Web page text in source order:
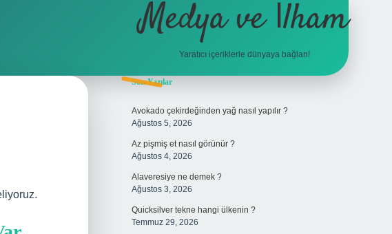
Medya ve İlham
Yaratıcı içeriklerle dünyaya bağlan!
Sidebar
Son Yazılar
Avokado çekirdeğinden yağ nasıl yapılır ?
Ağustos 5, 2026
Az pişmiş et nasıl görünür ?
Ağustos 4, 2026
Alaveresiye ne demek ?
Ağustos 3, 2026
Quicksilver tekne hangi ülkenin ?
Temmuz 29, 2026